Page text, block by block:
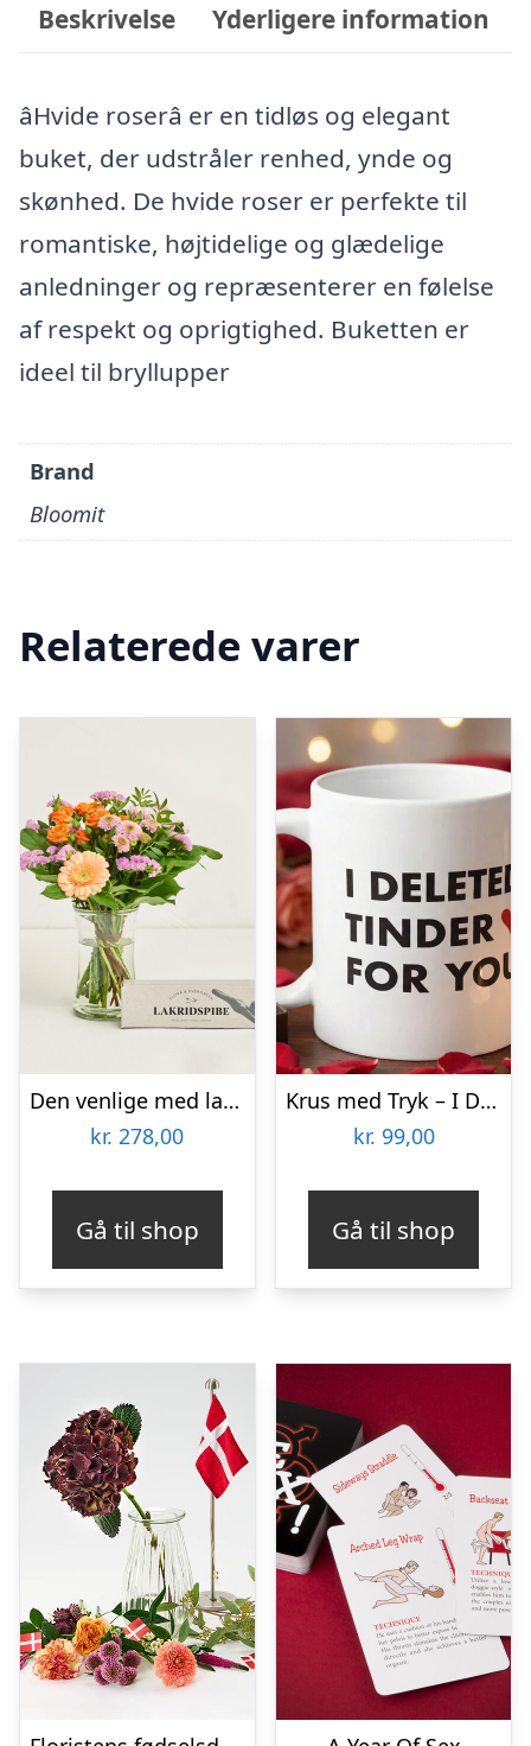
Beskrivelse Yderligere information
âHvide roserâ er en tidløs og elegant
buket, der udstråler renhed, ynde og
skønhed. De hvide roser er perfekte til
romantiske, højtidelige og glædelige
anledninger og repræsenterer en følelse
af respekt og oprigtighed. Buketten er
ideel til bryllupper
Brand
Bloomit
Relaterede varer
Den venlige med lakridspibe
kr. 278,00
Gå til shop
Krus med Tryk – I Deleted Tinder for You
kr. 99,00
Gå til shop